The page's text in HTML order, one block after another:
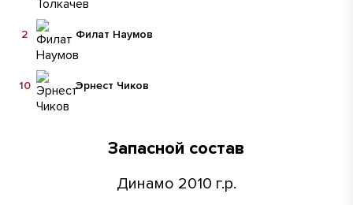
Филат Наумов
2
Эрнест Чиков
10
Запасной состав
Динамо 2010 г.р.